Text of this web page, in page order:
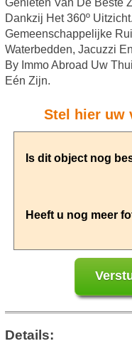
Genieten Van De Beste
Dankzij Het 360º
Gemeenschappelijke
Waterbedden, Jacuzzi
By Immo Abroad Uw
Eén Zijn.
Stel hier uw
Details: